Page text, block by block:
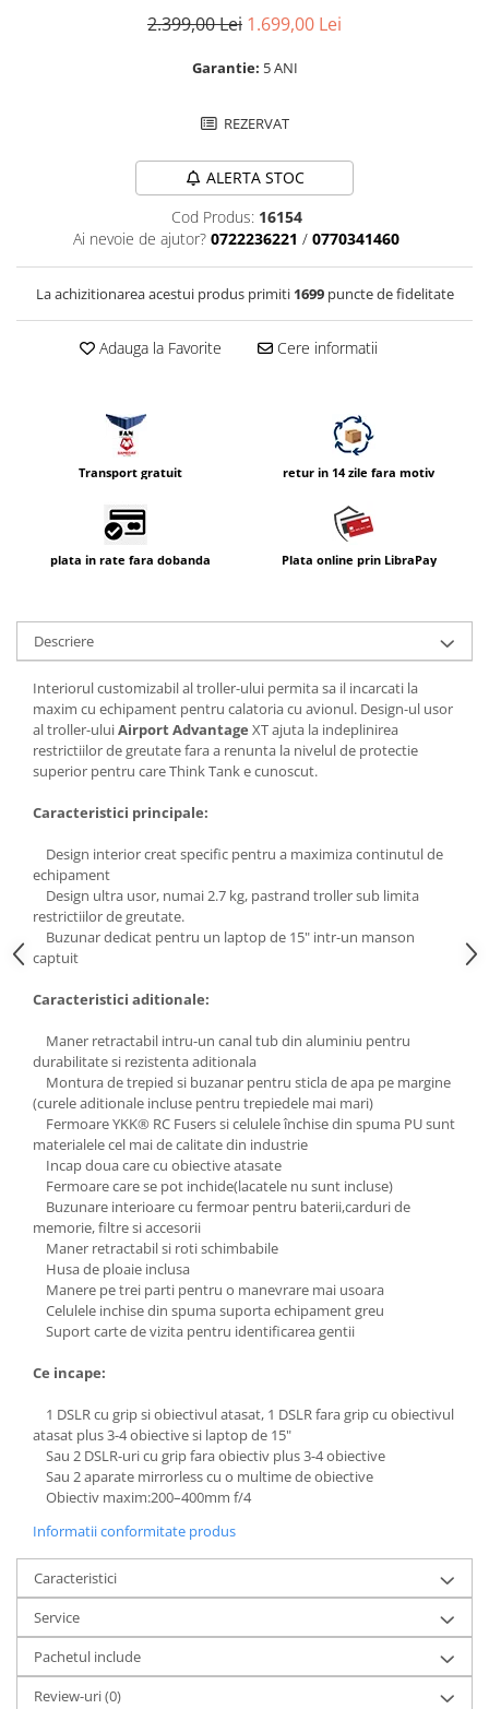
Filtre White Balance
Curatare si intretinere
Blitz-uri TTL - Dedicate
Blitz-uri circulare (Macro)
Adaptoare stativ port umbrela si
Cabluri si Patine Sincron
Alimentare auxiliara blitz
Protectie patina apa, ploaie
Bounce-uri, Softbox-uri
Huse protectie blitz extern
Huse protectie filtre gel
Accesorii Aparate Digitale
Carduri memorie, Cititoare
Carduri memorie
Cititoare carduri
Grip-uri
Telecomenzi
LCD protectie
Recordere audio digitale
Acumulatori si baterii
Acumulatori AA/AAA (R6/R3)) si
incarcatoare
Baterii
Incarcatoare acumulatori Foto-
Video
Huse protectie acumulatori foto
Tablete grafice
Adaptoare pentru convertoare sau
filtre
Alimentatoare 220V
Cabluri
Carcase de tip Cage, pentru
complexe
Curatare Senzor
Huse de ploaie
Microfoane / Reportofoane
Nivela patina
Ocular
Transmitator de fisiere fara fir
Vizor
Accesorii diverse
Genti, Rucsacuri, Troller foto
2.399,00 Lei 1.699,00 Lei
Garantie: 5 ANI
REZERVAT
ALERTA STOC
Cod Produs: 16154
Ai nevoie de ajutor? 0722236221 / 0770341460
La achizitionarea acestui produs primiti 1699puncte de fidelitate
Adauga la Favorite Cere informatii
Transport gratuit retur in 14 zile fara motiv
plata in rate fara dobanda Plata online prin LibraPay
Descriere
Interiorul customizabil al troller-ului permita sa il incarcati la
maxim cu echipament pentru calatoria cu avionul. Design-ul usor
al troller-uluiAirport Advantage XT ajuta la indeplinirea
restrictiilor de greutate fara a renunta la nivelul de protectie
superior pentru care Think Tank e cunoscut.
Caracteristici principale:
Design interior creat specific pentru a maximiza continutul de
echipament
Design ultra usor, numai 2.7 kg, pastrand troller sub limita
restrictiilor de greutate.
Buzunar dedicat pentru un laptop de 15" intr-un manson
captuit
Caracteristici aditionale:
Maner retractabil intru-un canal tub din aluminiu pentru
durabilitate si rezistenta aditionala
Montura de trepied si buzanar pentru sticla de apa pe margine
(curele aditionale incluse pentru trepiedele mai mari)
Fermoare YKK® RC Fusers si celulele închise din spuma PU sunt
materialele cel mai de calitate din industrie
Incap doua care cu obiective atasate
Fermoare care se pot inchide(lacatele nu sunt incluse)
Buzunare interioare cu fermoar pentru baterii,carduri de
memorie, filtre si accesorii
Maner retractabil si roti schimbabile
Husa de ploaie inclusa
Manere pe trei parti pentru o manevrare mai usoara
Celulele inchise din spuma suporta echipament greu
Suport carte de vizita pentru identificarea gentii
Ce incape:
1 DSLR cu grip si obiectivul atasat, 1 DSLR fara grip cu obiectivul
atasat plus 3-4 obiective si laptop de 15"
Sau 2 DSLR-uri cu grip fara obiectiv plus 3-4 obiective
Sau 2 aparate mirrorless cu o multime de obiective
Obiectiv maxim:200–400mm f/4
Informatii conformitate produs
Caracteristici
Service
Pachetul include
Review-uri(0)